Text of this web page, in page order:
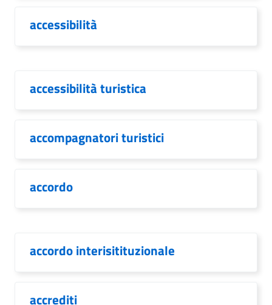
accessibilità
accessibilità turistica
accompagnatori turistici
accordo
accordo interisitituzionale
accrediti